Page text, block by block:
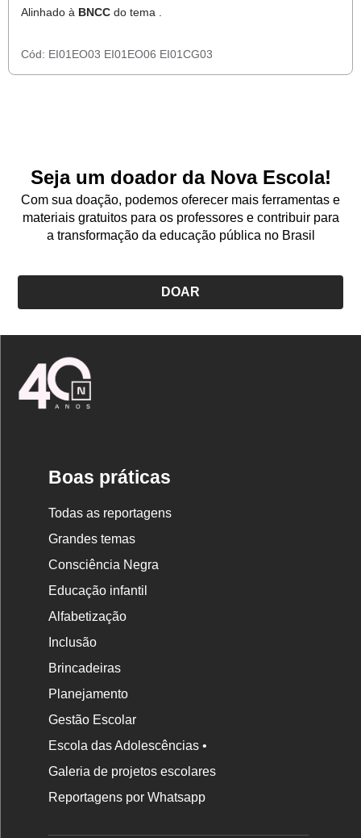
Alinhado à BNCC do tema .
Cód: EI01EO03 EI01EO06 EI01CG03
Seja um doador da Nova Escola!
Com sua doação, podemos oferecer mais ferramentas e
materiais gratuitos para os professores e contribuir para
a transformação da educação pública no Brasil
DOAR
Boas práticas
Todas as reportagens
Grandes temas
Consciência Negra
Educação infantil
Alfabetização
Inclusão
Brincadeiras
Planejamento
Gestão Escolar
Escola das Adolescências •
Galeria de projetos escolares
Reportagens por Whatsapp